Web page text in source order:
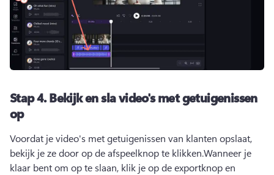
Stap 4.Bekijk en sla video's met getuigenissen
op
Voordat je video's met getuigenissen van klanten opslaat,
bekijk je ze door op de afspeelknop te klikken.Wanneer je
klaar bent om op te slaan, klik je op de exportknop en